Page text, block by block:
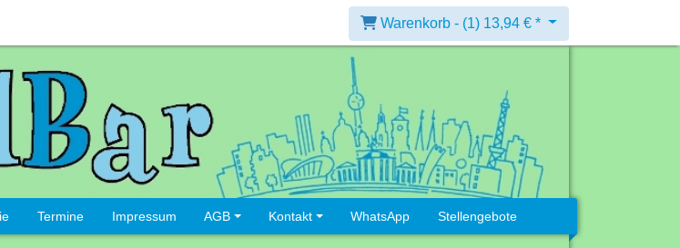
Warenkorb - (1) 13,94 € *
Termine Impressum AGB Kontakt WhatsApp Stellengebote